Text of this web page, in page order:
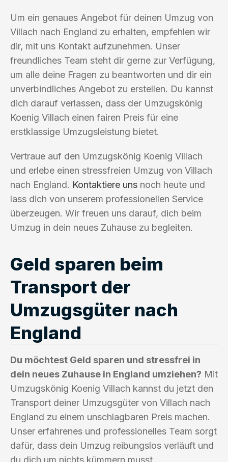
Um ein genaues Angebot für deinen Umzug von
Villach nach England zu erhalten, empfehlen wir
dir, mit uns Kontakt aufzunehmen. Unser
freundliches Team steht dir gerne zur Verfügung,
um alle deine Fragen zu beantworten und dir ein
unverbindliches Angebot zu erstellen. Du kannst
dich darauf verlassen, dass der Umzugskönig
Koenig Villach einen fairen Preis für eine
erstklassige Umzugsleistung bietet.
Vertraue auf den Umzugskönig Koenig Villach
und erlebe einen stressfreien Umzug von Villach
nach England. Kontaktiere uns noch heute und
lass dich von unserem professionellen Service
überzeugen. Wir freuen uns darauf, dich beim
Umzug in dein neues Zuhause zu begleiten.
Geld sparen beim
Transport der
Umzugsgüter nach
England
Du möchtest Geld sparen und stressfrei in
dein neues Zuhause in England umziehen? Mit
Umzugskönig Koenig Villach kannst du jetzt den
Transport deiner Umzugsgüter von Villach nach
England zu einem unschlagbaren Preis machen.
Unser erfahrenes und professionelles Team sorgt
dafür, dass dein Umzug reibungslos verläuft und
du dich um nichts kümmern musst.